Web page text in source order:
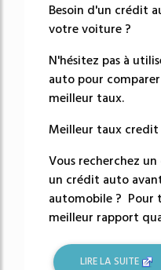
Besoin d'un crédit
votre voiture ?
N'hésitez pas à
auto pour
meilleur taux.
Meilleur taux
Vous recherchez
un crédit auto
automobile ? Pour
meilleur rapport
LIRE LA SUITE